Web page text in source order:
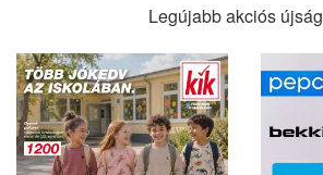
Legújabb akciós